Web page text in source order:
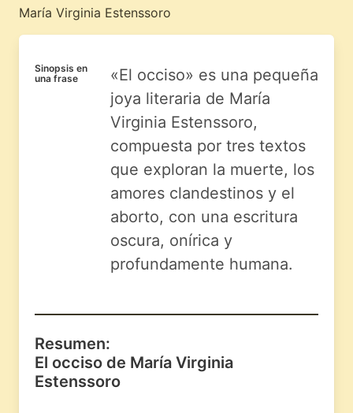
María Virginia Estenssoro
Sinopsis en
una frase
«El occiso» es una pequeña
joya literaria de María
Virginia Estenssoro,
compuesta por tres textos
que exploran la muerte, los
amores clandestinos y el
aborto, con una escritura
oscura, onírica y
profundamente humana.
Resumen:
El occiso de María Virginia
Estenssoro